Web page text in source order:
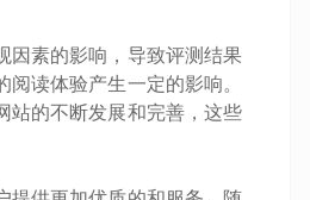
因素的影响，导致评测结果
读体验产生一定的影响。
站的不断发展和完善，这些